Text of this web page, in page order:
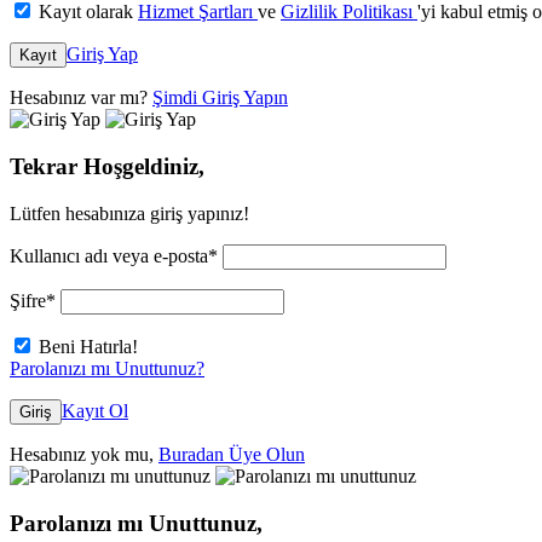
Kayıt olarak Hizmet Şartları ve Gizlilik Politikası 'yi kabul etmiş
Kayıt Giriş Yap
Hesabınız var mı? Şimdi Giriş Yapın
Tekrar Hoşgeldiniz,
Lütfen hesabınıza giriş yapınız!
Kullanıcı adı veya e-posta*
Şifre*
Beni Hatırla!
Parolanızı mı Unuttunuz?
Giriş Kayıt Ol
Hesabınız yok mu, Buradan Üye Olun
Parolanızı mı Unuttunuz,